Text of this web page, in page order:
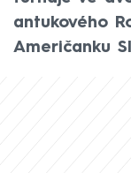
antukového
Američanku